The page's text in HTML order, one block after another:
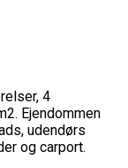
4
Ejendommen
udendørs
og carport.